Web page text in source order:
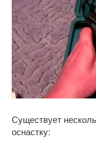
Существует
оснастку: